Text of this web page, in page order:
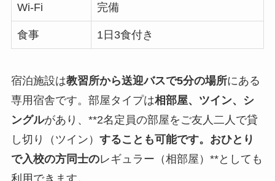
Wi-Fi 完備
食事 1日3食付き
宿泊施設は教習所から送迎バスで5分の場所にある
専用宿舎です。部屋タイプは相部屋、ツイン、シ
ングルがあり、**2名定員の部屋をご友人二人で貸
し切り（ツイン） することも可能です。おひとり
で入校の方同士のレギュラー（相部屋）**としても
利用できます。